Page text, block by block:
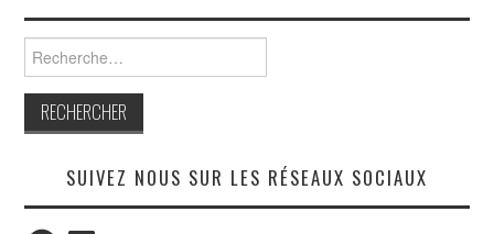
SUIVEZ NOUS SUR LES RÉSEAUX SOCIAUX